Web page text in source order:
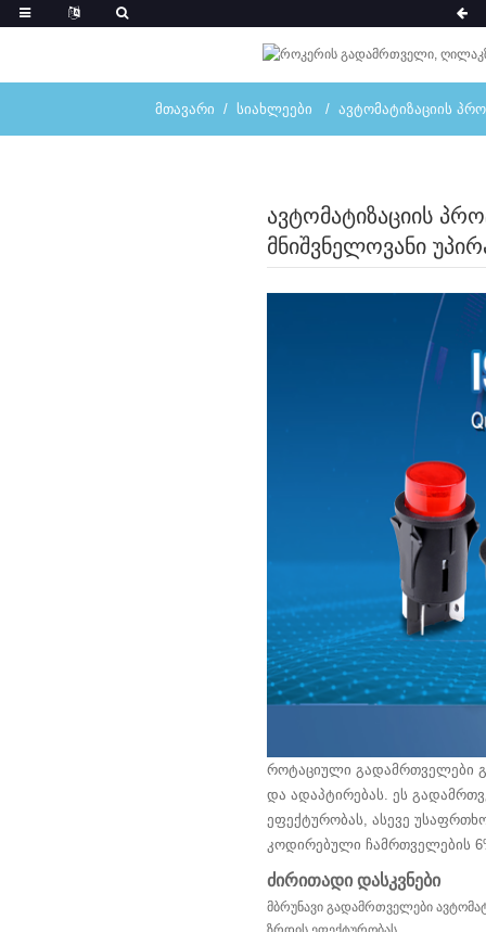
ᲛᲗᲐᲕᲐᲠᲘ ᲡᲘᲐᲮᲚᲔᲔᲑᲘ ᲐᲕᲢᲝᲛᲐᲢᲘᲖᲐᲪᲘᲘᲡ
ავტომატიზაციის
მნიშვნელოვანი
როტაციული გადამრთველები
და ადაპტირებას. ეს
ეფექტურობას, ასევე
კოდირებული ჩამრთველების
ძირითადი დასკვნები
მბრუნავი გადამრთველები